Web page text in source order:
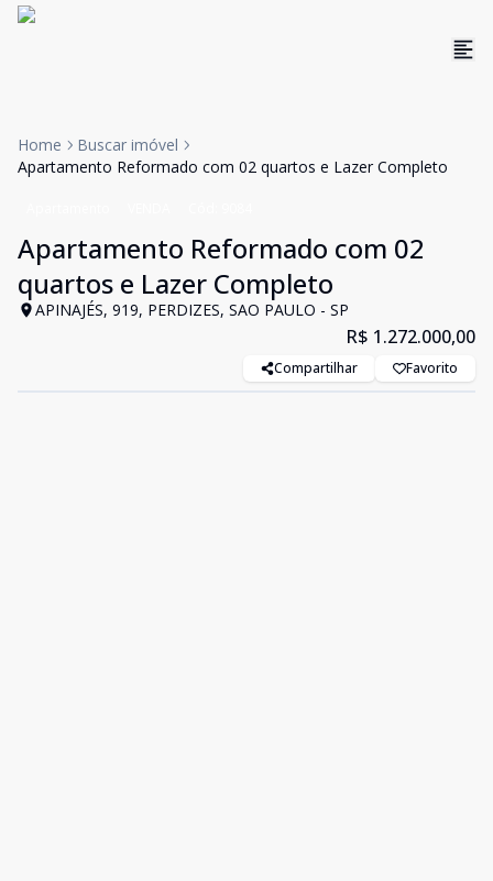
Home
Buscar imóvel
Apartamento Reformado com 02 quartos e Lazer Completo
Apartamento Reformado com 02
quartos e Lazer Completo
APINAJÉS, 919, PERDIZES, SAO PAULO - SP
R$ 1.272.000,00
Compartilhar Favorito